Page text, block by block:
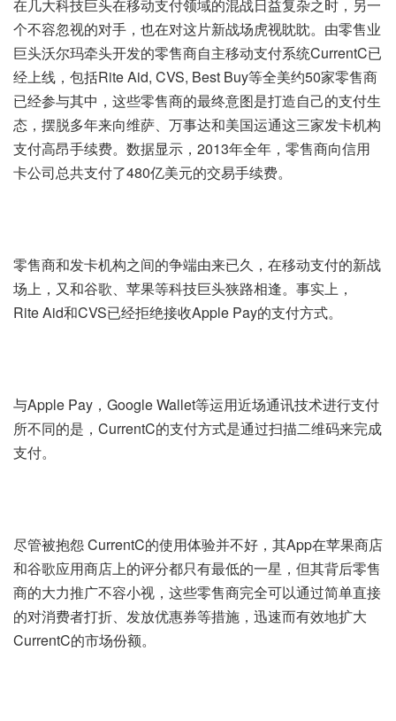
在几大科技巨头在移动支付领域的混战日益复杂之时，另一
个不容忽视的对手，也在对这片新战场虎视眈眈。由零售业
巨头沃尔玛牵头开发的零售商自主移动支付系统CurrentC已
经上线，包括Rite Aid, CVS, Best Buy等全美约50家零售商
已经参与其中，这些零售商的最终意图是打造自己的支付生
态，摆脱多年来向维萨、万事达和美国运通这三家发卡机构
支付高昂手续费。数据显示，2013年全年，零售商向信用
卡公司总共支付了480亿美元的交易手续费。
零售商和发卡机构之间的争端由来已久，在移动支付的新战
场上，又和谷歌、苹果等科技巨头狭路相逢。事实上，
Rite Aid和CVS已经拒绝接收Apple Pay的支付方式。
与Apple Pay，Google Wallet等运用近场通讯技术进行支付
所不同的是，CurrentC的支付方式是通过扫描二维码来完成
支付。
尽管被抱怨 CurrentC的使用体验并不好，其App在苹果商店
和谷歌应用商店上的评分都只有最低的一星，但其背后零售
商的大力推广不容小视，这些零售商完全可以通过简单直接
的对消费者打折、发放优惠券等措施，迅速而有效地扩大
CurrentC的市场份额。